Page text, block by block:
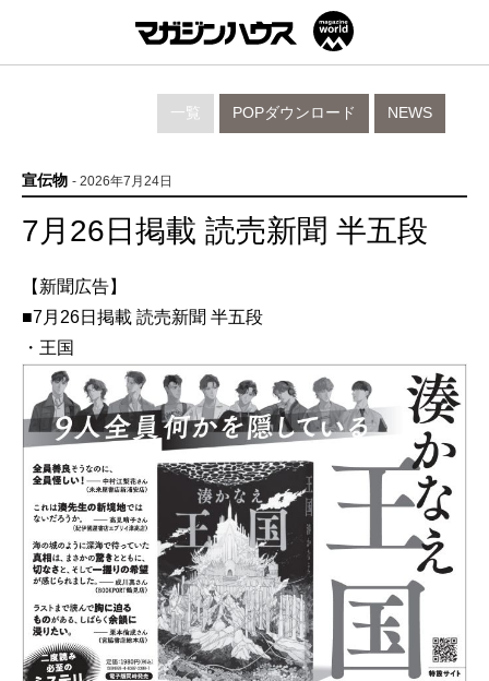
NEWS
POPダウンロード
一覧
宣伝物 - 2026年7月24日
7月26日掲載 読売新聞 半五段
【新聞広告】
■7月26日掲載 読売新聞 半五段
・王国